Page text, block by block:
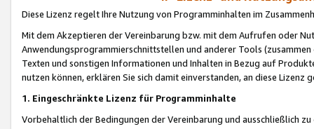
Diese Lizenz regelt Ihre Nutzung von Programminhalten im
Mit dem Akzeptieren der Vereinbarung bzw. mit dem Aufrufen oder
Anwendungsprogrammierschnittstellen und anderer Tools (zusammen
Texten und sonstigen Informationen und Inhalten in Bezug auf
nutzen können, erklären Sie sich damit einverstanden, an diese Lizenz
1. Eingeschränkte Lizenz für Programminhalte
Vorbehaltlich der Bedingungen der Vereinbarung und ausschließlich